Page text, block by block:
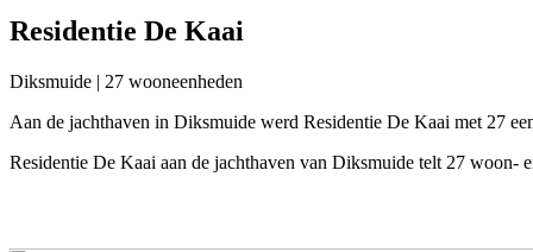
Residentie De Kaai
Diksmuide | 27 wooneenheden
Aan de jachthaven in Diksmuide werd Residentie De Kaai met 27
Residentie De Kaai aan de jachthaven van Diksmuide telt 27 woon-